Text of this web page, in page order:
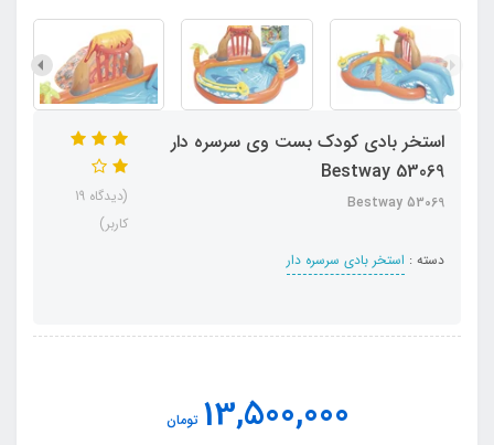
استخر بادی کودک بست وی سرسره دار
Bestway 53069
Bestway 53069
دسته : استخر بادی سرسره دار
(دیدگاه 19
کاربر)
13,500,000 تومان